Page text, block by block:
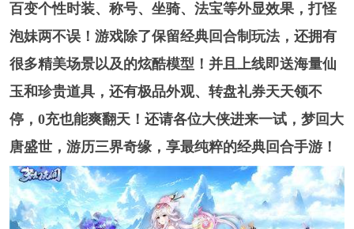
百变个性时装、称号、坐骑、法宝等外显效果，打怪
泡妹两不误！游戏除了保留经典回合制玩法，还拥有
很多精美场景以及的炫酷模型！并且上线即送海量仙
玉和珍贵道具，还有极品外观、转盘礼券天天领不
停，0充也能爽翻天！还请各位大侠进来一试，梦回大
唐盛世，游历三界奇缘，享最纯粹的经典回合手游！